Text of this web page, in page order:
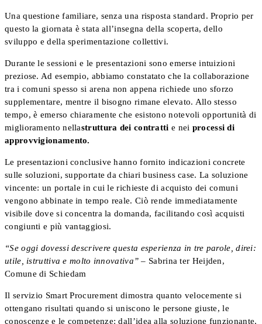
Una questione familiare, senza una risposta standard. Proprio per
questo la giornata è stata all’insegna della scoperta, dello
sviluppo e della sperimentazione collettivi.
Durante le sessioni e le presentazioni sono emerse intuizioni
preziose. Ad esempio, abbiamo constatato che la collaborazione
tra i comuni spesso si arena non appena richiede uno sforzo
supplementare, mentre il bisogno rimane elevato. Allo stesso
tempo, è emerso chiaramente che esistono notevoli opportunità di
miglioramento nellastruttura dei contratti e nei processi di
approvvigionamento.
Le presentazioni conclusive hanno fornito indicazioni concrete
sulle soluzioni, supportate da chiari business case. La soluzione
vincente: un portale in cui le richieste di acquisto dei comuni
vengono abbinate in tempo reale. Ciò rende immediatamente
visibile dove si concentra la domanda, facilitando così acquisti
congiunti e più vantaggiosi.
“Se oggi dovessi descrivere questa esperienza in tre parole, direi:
utile, istruttiva e molto innovativa” – Sabrina ter Heijden,
Comune di Schiedam
Il servizio Smart Procurement dimostra quanto velocemente si
ottengano risultati quando si uniscono le persone giuste, le
conoscenze e le competenze: dall’idea alla soluzione funzionante,